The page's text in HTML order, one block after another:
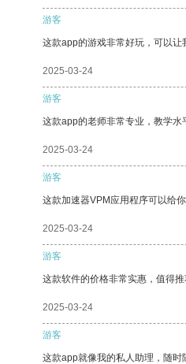
游客
这款app的游戏非常好玩，可以让
2025-03-24
游客
这款app的老师非常专业，教学水
2025-03-24
游客
这款加速器VPM应用程序可以给
2025-03-24
游客
这款软件的价格非常实惠，值得推
2025-03-24
游客
这款app就像我的私人助理，随时